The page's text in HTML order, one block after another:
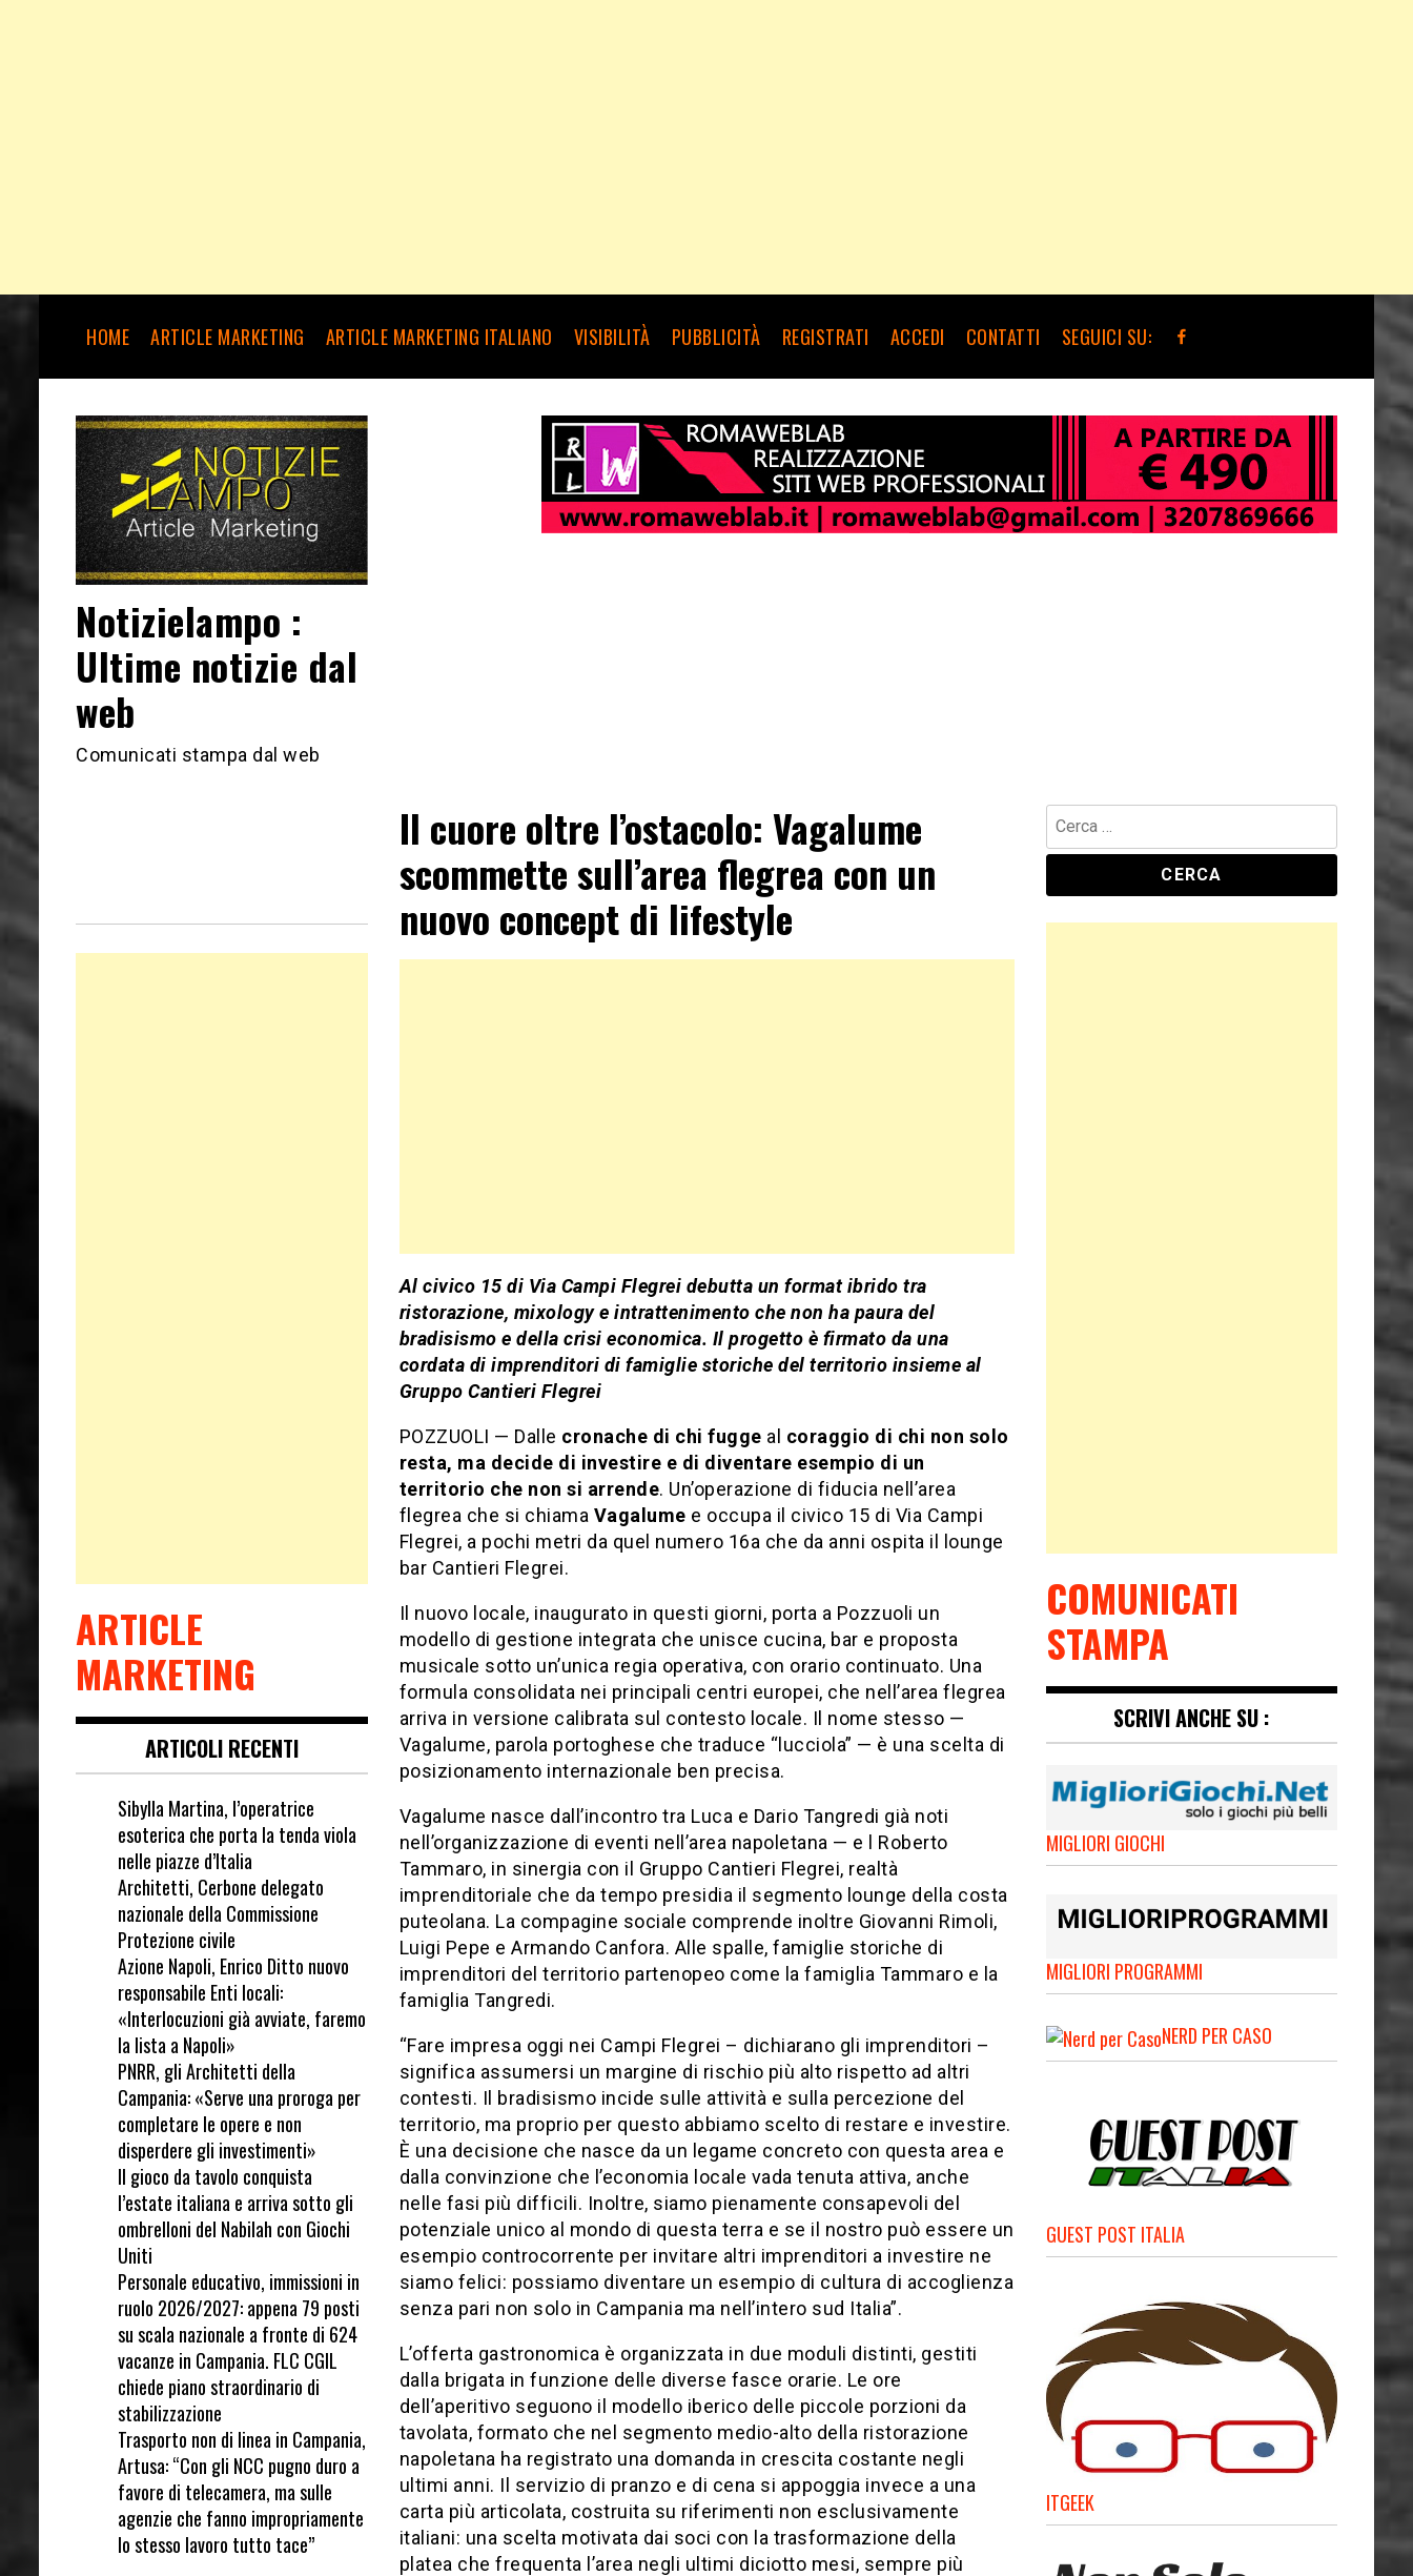
HOME ARTICLE MARKETING ARTICLE MARKETING ITALIANO VISIBILITÀ PUBBLICITÀ REGISTRATI ACCEDI CONTATTI SEGUICI SU:
Notizielampo :
Ultime notizie dal
web
Comunicati stampa dal web
Il cuore oltre l’ostacolo: Vagalume
scommette sull’area flegrea con un
nuovo concept di lifestyle
Al civico 15 di Via Campi Flegrei debutta un format ibrido tra
ristorazione, mixology e intrattenimento che non ha paura del
bradisismo e della crisi economica. Il progetto è firmato da una
cordata di imprenditori di famiglie storiche del territorio insieme al
Gruppo Cantieri Flegrei
POZZUOLI — Dalle cronache di chi fugge al coraggio di chi non solo
resta, ma decide di investire e di diventare esempio di un
territorio che non si arrende. Un’operazione di fiducia nell’area
flegrea che si chiama Vagalume e occupa il civico 15 di Via Campi
Flegrei, a pochi metri da quel numero 16a che da anni ospita il lounge
bar Cantieri Flegrei.
Il nuovo locale, inaugurato in questi giorni, porta a Pozzuoli un
modello di gestione integrata che unisce cucina, bar e proposta
musicale sotto un’unica regia operativa, con orario continuato. Una
formula consolidata nei principali centri europei, che nell’area flegrea
arriva in versione calibrata sul contesto locale. Il nome stesso —
Vagalume, parola portoghese che traduce “lucciola” — è una scelta di
posizionamento internazionale ben precisa.
Vagalume nasce dall’incontro tra Luca e Dario Tangredi già noti
nell’organizzazione di eventi nell’area napoletana — e l Roberto
Tammaro, in sinergia con il Gruppo Cantieri Flegrei, realtà
imprenditoriale che da tempo presidia il segmento lounge della costa
puteolana. La compagine sociale comprende inoltre Giovanni Rimoli,
Luigi Pepe e Armando Canfora. Alle spalle, famiglie storiche di
imprenditori del territorio partenopeo come la famiglia Tammaro e la
famiglia Tangredi.
“Fare impresa oggi nei Campi Flegrei – dichiarano gli imprenditori –
significa assumersi un margine di rischio più alto rispetto ad altri
contesti. Il bradisismo incide sulle attività e sulla percezione del
territorio, ma proprio per questo abbiamo scelto di restare e investire.
È una decisione che nasce da un legame concreto con questa area e
dalla convinzione che l’economia locale vada tenuta attiva, anche
nelle fasi più difficili. Inoltre, siamo pienamente consapevoli del
potenziale unico al mondo di questa terra e se il nostro può essere un
esempio controcorrente per invitare altri imprenditori a investire ne
siamo felici: possiamo diventare un esempio di cultura di accoglienza
senza pari non solo in Campania ma nell’intero sud Italia”.
L’offerta gastronomica è organizzata in due moduli distinti, gestiti
dalla brigata in funzione delle diverse fasce orarie. Le ore
dell’aperitivo seguono il modello iberico delle piccole porzioni da
tavolata, formato che nel segmento medio-alto della ristorazione
napoletana ha registrato una domanda in crescita costante negli
ultimi anni. Il servizio di pranzo e di cena si appoggia invece a una
carta più articolata, costruita su riferimenti non esclusivamente
italiani: una scelta motivata dai soci con la trasformazione della
platea che frequenta l’area negli ultimi diciotto mesi, sempre più
ARTICLE
MARKETING
ARTICOLI RECENTI
Sibylla Martina, l’operatrice
esoterica che porta la tenda viola
nelle piazze d’Italia
Architetti, Cerbone delegato
nazionale della Commissione
Protezione civile
Azione Napoli, Enrico Ditto nuovo
responsabile Enti locali:
«Interlocuzioni già avviate, faremo
la lista a Napoli»
PNRR, gli Architetti della
Campania: «Serve una proroga per
completare le opere e non
disperdere gli investimenti»
Il gioco da tavolo conquista
l’estate italiana e arriva sotto gli
ombrelloni del Nabilah con Giochi
Uniti
Personale educativo, immissioni in
ruolo 2026/2027: appena 79 posti
su scala nazionale a fronte di 624
vacanze in Campania. FLC CGIL
chiede piano straordinario di
stabilizzazione
Trasporto non di linea in Campania,
Artusa: “Con gli NCC pugno duro a
favore di telecamera, ma sulle
agenzie che fanno impropriamente
lo stesso lavoro tutto tace”
COMUNICATI
STAMPA
SCRIVI ANCHE SU :
MIGLIORI GIOCHI
MIGLIORI PROGRAMMI
NERD PER CASO
GUEST POST ITALIA
ITGEEK